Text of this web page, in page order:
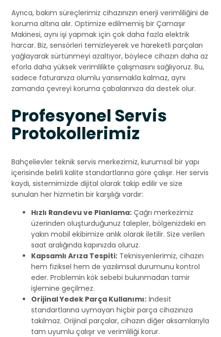
Ayrıca, bakım süreçlerimiz cihazınızın enerji verimliliğini de
koruma altına alır. Optimize edilmemiş bir Çamaşır
Makinesi, aynı işi yapmak için çok daha fazla elektrik
harcar. Biz, sensörleri temizleyerek ve hareketli parçaları
yağlayarak sürtünmeyi azaltıyor, böylece cihazın daha az
eforla daha yüksek verimlilikte çalışmasını sağlıyoruz. Bu,
sadece faturanıza olumlu yansımakla kalmaz, aynı
zamanda çevreyi koruma çabalarınıza da destek olur.
Profesyonel Servis
Protokollerimiz
Bahçelievler teknik servis merkezimiz, kurumsal bir yapı
içerisinde belirli kalite standartlarına göre çalışır. Her servis
kaydı, sistemimizde dijital olarak takip edilir ve size
sunulan her hizmetin bir karşılığı vardır:
Hızlı Randevu ve Planlama: Çağrı merkezimiz
üzerinden oluşturduğunuz talepler, bölgenizdeki en
yakın mobil ekibimize anlık olarak iletilir. Size verilen
saat aralığında kapınızda oluruz.
Kapsamlı Arıza Tespiti: Teknisyenlerimiz, cihazın
hem fiziksel hem de yazılımsal durumunu kontrol
eder. Problemin kök sebebi bulunmadan tamir
işlemine geçilmez.
Orijinal Yedek Parça Kullanımı: İndesit
standartlarına uymayan hiçbir parça cihazınıza
takılmaz. Orijinal parçalar, cihazın diğer aksamlarıyla
tam uyumlu çalışır ve verimliliği korur.